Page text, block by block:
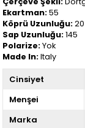
Ekartman:55
Köprü Uzunluğu:20
Sap Uzunluğu:145
Polarize:Yok
Made In:Italy
Cinsiyet
Menşei
Marka